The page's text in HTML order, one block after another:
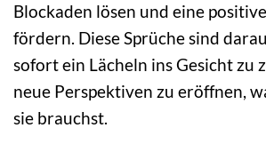
Blockaden lösen und eine
fördern. Diese Sprüche sind
sofort ein Lächeln ins Gesicht zu
neue Perspektiven zu eröffnen,
sie brauchst.